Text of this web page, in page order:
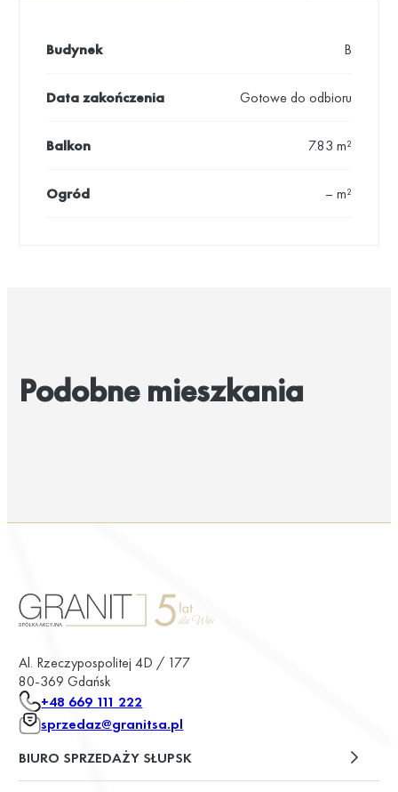
Budynek B
Data zakończenia Gotowe do odbioru
Balkon 7.83 m²
Ogród – m²
Podobne mieszkania
Al. Rzeczypospolitej 4D / 177
80-369 Gdańsk
+48 669 111 222
sprzedaz@granitsa.pl
BIURO SPRZEDAŻY SŁUPSK